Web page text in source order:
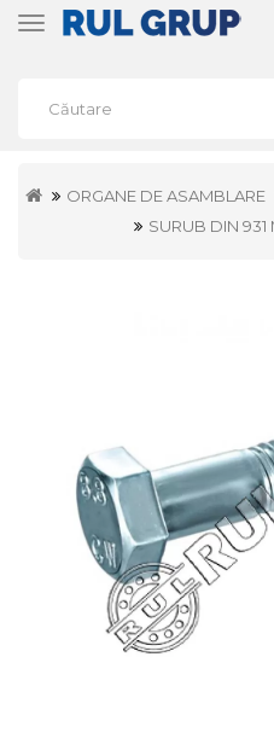
Toggle
ORGANE DE ASAMBLARE
SURUB DIN 931